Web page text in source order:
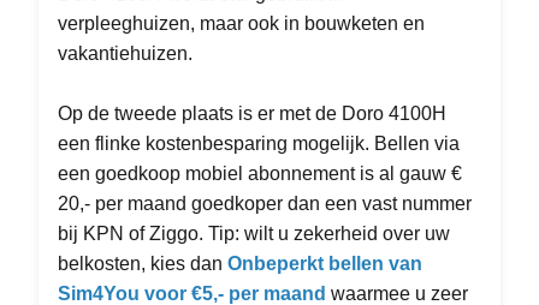
verpleeghuizen, maar ook in bouwketen en
vakantiehuizen.
Op de tweede plaats is er met de Doro 4100H
een flinke kostenbesparing mogelijk. Bellen via
een goedkoop mobiel abonnement is al gauw €
20,- per maand goedkoper dan een vast nummer
bij KPN of Ziggo. Tip: wilt u zekerheid over uw
belkosten, kies dan Onbeperkt bellen van
Sim4You voor €5,- per maand waarmee u zeer